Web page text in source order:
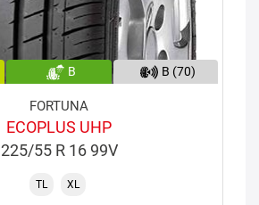
B B (70)
FORTUNA
ECOPLUS UHP
225/55 R 16 99V
TL XL